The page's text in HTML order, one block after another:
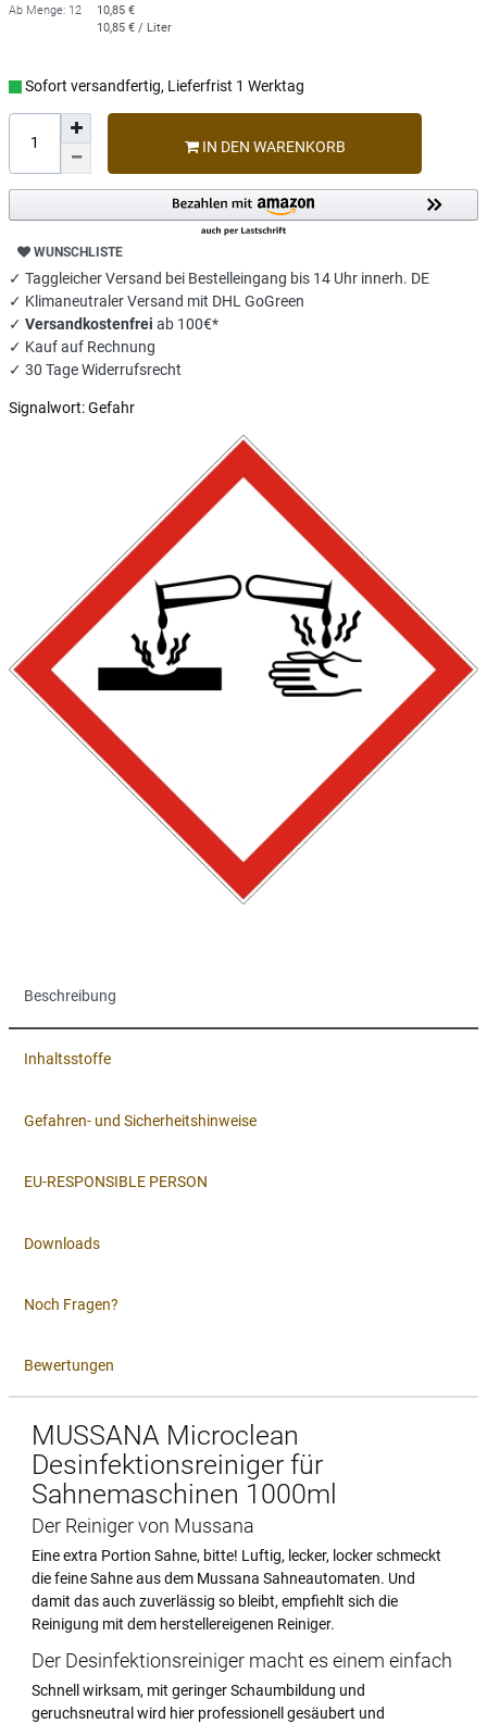
Ab Menge: 12
10,85 €
10,85 € / Liter
Sofort versandfertig, Lieferfrist 1 Werktag
IN DEN WARENKORB
WUNSCHLISTE
✓ Taggleicher Versand bei Bestelleingang bis 14 Uhr innerh. DE
✓ Klimaneutraler Versand mit DHL GoGreen
✓ Versandkostenfrei ab 100€*
✓ Kauf auf Rechnung
✓ 30 Tage Widerrufsrecht
Signalwort:Gefahr
Beschreibung
Inhaltsstoffe
Gefahren- und Sicherheitshinweise
EU-RESPONSIBLE PERSON
Downloads
Noch Fragen?
Bewertungen
MUSSANA Microclean
Desinfektionsreiniger für
Sahnemaschinen 1000ml
Der Reiniger von Mussana
Eine extra Portion Sahne, bitte! Luftig, lecker, locker schmeckt
die feine Sahne aus dem Mussana Sahneautomaten. Und
damit das auch zuverlässig so bleibt, empfiehlt sich die
Reinigung mit dem herstellereigenen Reiniger.
Der Desinfektionsreiniger macht es einem einfach
Schnell wirksam, mit geringer Schaumbildung und
geruchsneutral wird hier professionell gesäubert und